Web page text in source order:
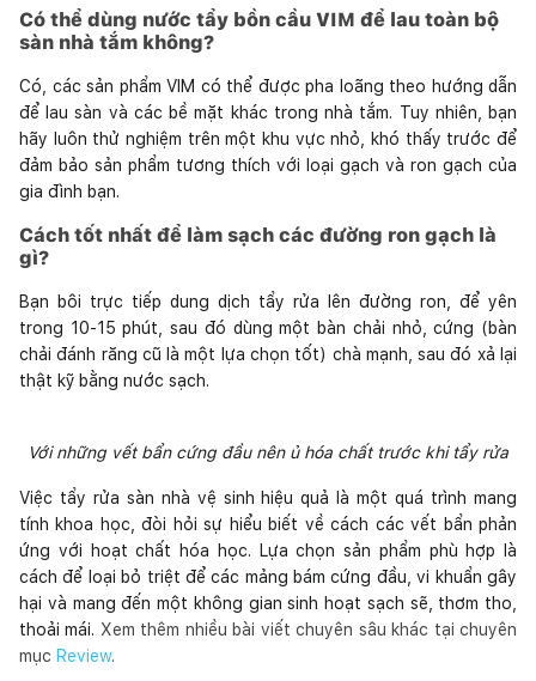
Có thể dùng nước tẩy bồn cầu VIM để lau toàn bộ
sàn nhà tắm không?
Có, các sản phẩm VIM có thể được pha loãng theo hướng dẫn
để lau sàn và các bề mặt khác trong nhà tắm. Tuy nhiên, bạn
hãy luôn thử nghiệm trên một khu vực nhỏ, khó thấy trước để
đảm bảo sản phẩm tương thích với loại gạch và ron gạch của
gia đình bạn.
Cách tốt nhất để làm sạch các đường ron gạch là
gì?
Bạn bôi trực tiếp dung dịch tẩy rửa lên đường ron, để yên
trong 10-15 phút, sau đó dùng một bàn chải nhỏ, cứng (bàn
chải đánh răng cũ là một lựa chọn tốt) chà mạnh, sau đó xả lại
thật kỹ bằng nước sạch.
Với những vết bẩn cứng đầu nên ủ hóa chất trước khi tẩy rửa
Việc tẩy rửa sàn nhà vệ sinh hiệu quả là một quá trình mang
tính khoa học, đòi hỏi sự hiểu biết về cách các vết bẩn phản
ứng với hoạt chất hóa học. Lựa chọn sản phẩm phù hợp là
cách để loại bỏ triệt để các mảng bám cứng đầu, vi khuẩn gây
hại và mang đến một không gian sinh hoạt sạch sẽ, thơm tho,
thoải mái. Xem thêm nhiều bài viết chuyên sâu khác tại chuyên
mục Review.